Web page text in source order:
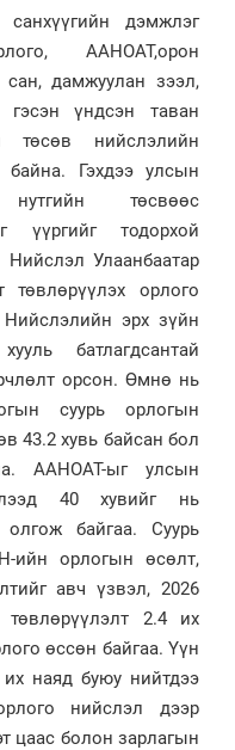
дэмжлэг
ААНОАТ,орон
сан, дамжуулан зээл,
гэсэн үндсэн таван
төсөв нийслэлийн
байна. Гэхдээ улсын
төсвөөс
үүргийг тодорхой
Нийслэл Улаанбаатар
орлого
эрх зүйн
батлагдсантай
орсон. Өмнө нь
суурь орлогын
43.2 хувь байсан бол
ААНОАТ-ыг улсын
40 хувийг нь
байгаа. Суурь
ийн орлогын өсөлт,
авч үзвэл, 2026
2.4 их
өссөн байгаа. Үүн
наяд буюу нийтдээ
нийслэл дээр
цаас болон зарлагын